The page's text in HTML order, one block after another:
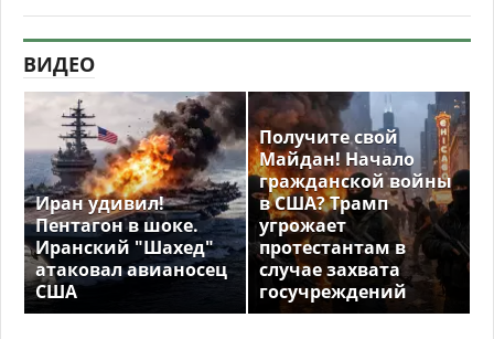
ВИДЕО
Иран удивил!
Пентагон в шоке.
Иранский "Шахед"
атаковал авианосец
США
Получите свой
Майдан! Начало
гражданской войны
в США? Трамп
угрожает
протестантам в
случае захвата
госучреждений